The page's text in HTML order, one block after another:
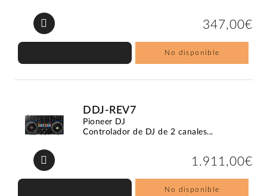
347,00€
No disponible
DDJ-REV7
Pioneer DJ
Controlador de DJ de 2 canales...
1.911,00€
No disponible